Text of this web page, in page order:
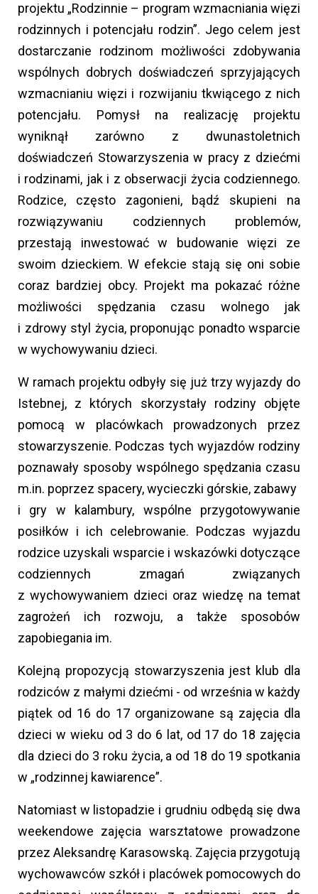
projektu „Rodzinnie – program wzmacniania więzi
rodzinnych i potencjału rodzin”. Jego celem jest
dostarczanie rodzinom możliwości zdobywania
wspólnych dobrych doświadczeń sprzyjających
wzmacnianiu więzi i rozwijaniu tkwiącego z nich
potencjału. Pomysł na realizację projektu
wyniknął zarówno z dwunastoletnich
doświadczeń Stowarzyszenia w pracy z dziećmi
i rodzinami, jak i z obserwacji życia codziennego.
Rodzice, często zagonieni, bądź skupieni na
rozwiązywaniu codziennych problemów,
przestają inwestować w budowanie więzi ze
swoim dzieckiem. W efekcie stają się oni sobie
coraz bardziej obcy. Projekt ma pokazać różne
możliwości spędzania czasu wolnego jak
i zdrowy styl życia, proponując ponadto wsparcie
w wychowywaniu dzieci.
W ramach projektu odbyły się już trzy wyjazdy do
Istebnej, z których skorzystały rodziny objęte
pomocą w placówkach prowadzonych przez
stowarzyszenie. Podczas tych wyjazdów rodziny
poznawały sposoby wspólnego spędzania czasu
m.in. poprzez spacery, wycieczki górskie, zabawy
i gry w kalambury, wspólne przygotowywanie
posiłków i ich celebrowanie. Podczas wyjazdu
rodzice uzyskali wsparcie i wskazówki dotyczące
codziennych zmagań związanych
z wychowywaniem dzieci oraz wiedzę na temat
zagrożeń ich rozwoju, a także sposobów
zapobiegania im.
Kolejną propozycją stowarzyszenia jest klub dla
rodziców z małymi dziećmi - od września w każdy
piątek od 16 do 17 organizowane są zajęcia dla
dzieci w wieku od 3 do 6 lat, od 17 do 18 zajęcia
dla dzieci do 3 roku życia, a od 18 do 19 spotkania
w „rodzinnej kawiarence”.
Natomiast w listopadzie i grudniu odbędą się dwa
weekendowe zajęcia warsztatowe prowadzone
przez Aleksandrę Karasowską. Zajęcia przygotują
wychowawców szkół i placówek pomocowych do